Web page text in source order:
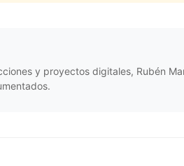
y proyectos digitales, Rubén